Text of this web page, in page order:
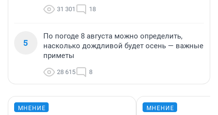
31 301 18
5
По погоде 8 августа можно определить,
насколько дождливой будет осень — важные
приметы
28 615 8
МНЕНИЕ МНЕНИЕ